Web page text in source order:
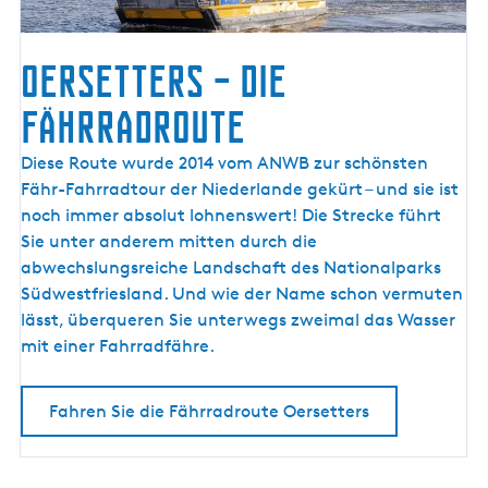
e
e
e
r
k
ü
s
t
e
Oersetters – die
Fährradroute
O
e
r
s
e
t
t
e
Diese Route wurde 2014 vom ANWB zur schönsten
Fähr-Fahrradtour der Niederlande gekürt – und sie ist
noch immer absolut lohnenswert! Die Strecke führt
Sie unter anderem mitten durch die
abwechslungsreiche Landschaft des Nationalparks
Südwestfriesland. Und wie der Name schon vermuten
lässt, überqueren Sie unterwegs zweimal das Wasser
mit einer Fahrradfähre.
Fahren Sie die Fährradroute Oersetters